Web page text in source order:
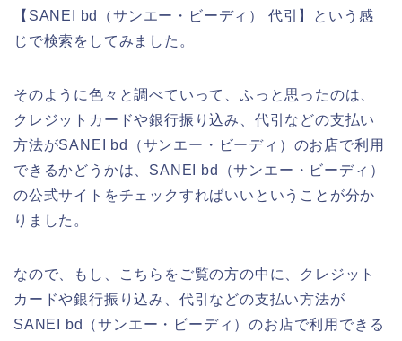
【SANEI bd（サンエー・ビーディ） 代引】という感
じで検索をしてみました。
そのように色々と調べていって、ふっと思ったのは、
クレジットカードや銀行振り込み、代引などの支払い
方法がSANEI bd（サンエー・ビーディ）のお店で利用
できるかどうかは、SANEI bd（サンエー・ビーディ）
の公式サイトをチェックすればいいということが分か
りました。
なので、もし、こちらをご覧の方の中に、クレジット
カードや銀行振り込み、代引などの支払い方法が
SANEI bd（サンエー・ビーディ）のお店で利用できる